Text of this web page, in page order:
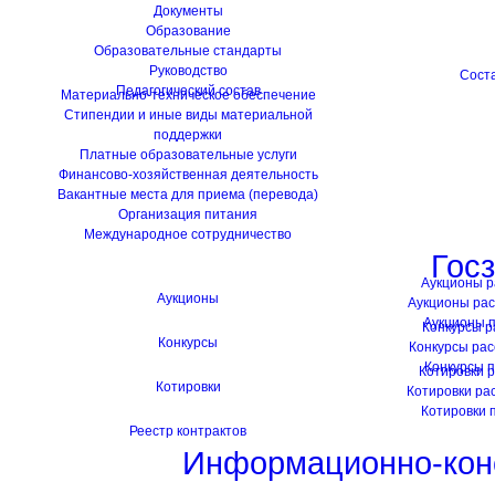
Документы
Образование
Образовательные стандарты
Руководство
Педагогический состав
Материально-техническое обеспечение
Стипендии и иные виды материальной
поддержки
Платные образовательные услуги
Финансово-хозяйственная деятельность
Вакантные места для приема (перевода)
Организация питания
Международное сотрудничество
Аукционы
Аукционы
Аукционы
Аукционы
Конкурсы
Конкурсы
Конкурсы
Конкурсы
Котировки
Котировки
Котировки
Котировки
Реестр контрактов
Информационно-